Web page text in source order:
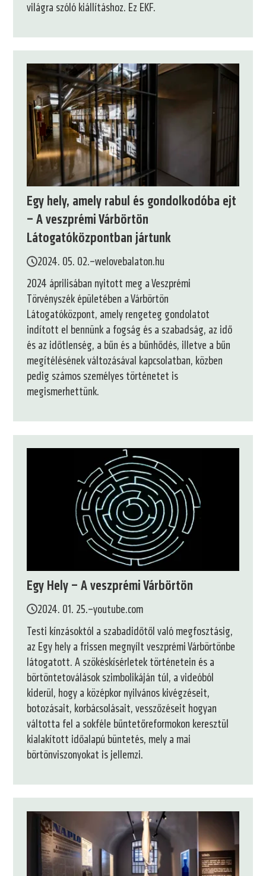
világra szóló kiállításhoz. Ez EKF.
Egy hely, amely rabul és gondolkodóba ejt
– A veszprémi Várbörtön
Látogatóközpontban jártunk
2024. 05. 02.–welovebalaton.hu
2024 áprilisában nyitott meg a Veszprémi
Törvényszék épületében a Várbörtön
Látogatóközpont, amely rengeteg gondolatot
indított el bennünk a fogság és a szabadság, az idő
és az időtlenség, a bűn és a bűnhődés, illetve a bűn
megítélésének változásával kapcsolatban, közben
pedig számos személyes történetet is
megismerhettünk.
Egy Hely – A veszprémi Várbörtön
2024. 01. 25.–youtube.com
Testi kínzásoktól a szabadidőtől való megfosztásig,
az Egy hely a frissen megnyílt veszprémi Várbörtönbe
látogatott. A szökéskísérletek történetein és a
börtöntetoválások szimbolikáján túl, a videóból
kiderül, hogy a középkor nyilvános kivégzéseit,
botozásait, korbácsolásait, vesszőzéseit hogyan
váltotta fel a sokféle bűntetőreformokon keresztül
kialakított időalapú büntetés, mely a mai
börtönviszonyokat is jellemzi.